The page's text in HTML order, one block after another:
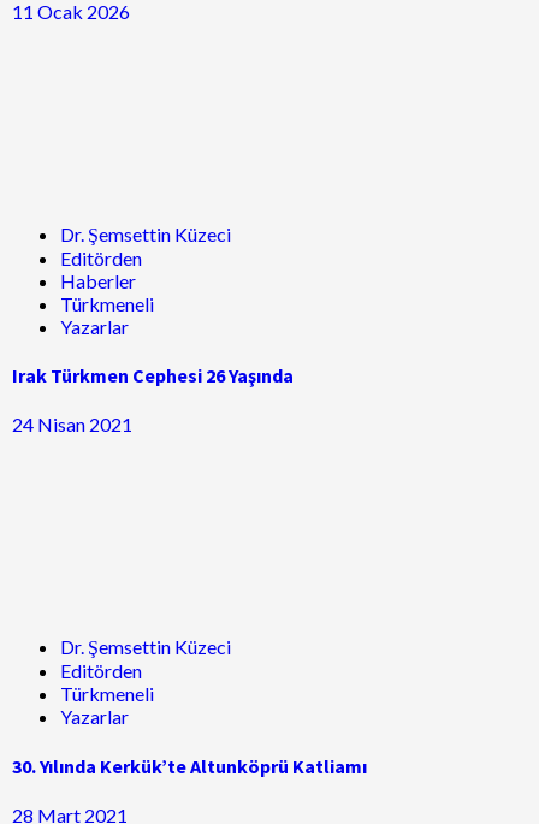
11 Ocak 2026
Dr. Şemsettin Küzeci
Editörden
Haberler
Türkmeneli
Yazarlar
Irak Türkmen Cephesi 26 Yaşında
24 Nisan 2021
Dr. Şemsettin Küzeci
Editörden
Türkmeneli
Yazarlar
30. Yılında Kerkük’te Altunköprü Katliamı
28 Mart 2021